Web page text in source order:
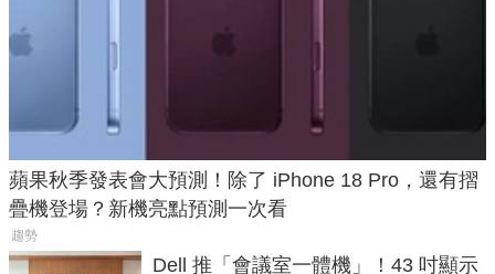
蘋果秋季發表會大預測！除了 iPhone 18 Pro，還有摺
疊機登場？新機亮點預測一次看
趨勢
Dell 推「會議室一體機」！43 吋顯示